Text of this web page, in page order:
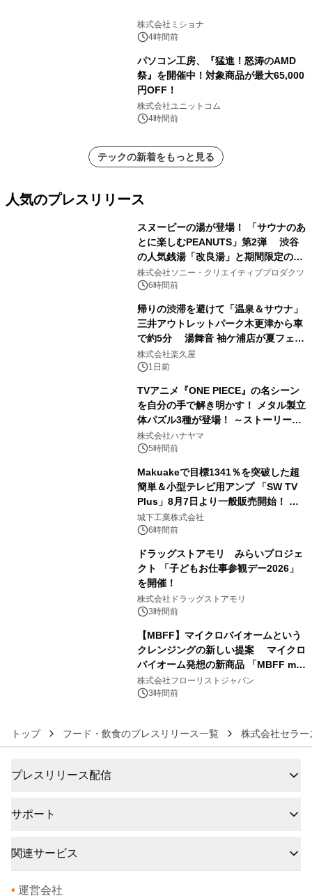
株式会社ミショナ
4時間前
パソコン工房、『猛進！怒涛のAMD
祭』を開催中！対象商品が最大65,000
円OFF！
株式会社ユニットコム
4時間前
テックの新着をもっと見る
人気のプレスリリース
スヌーピーの湯が登場！ 「サウナのあ
とに楽しむPEANUTS」第2弾 渋谷
の人気銭湯「改良湯」と期間限定のコ
ラボレーション サウナイキタイコラ
ボグッズも発売決定！
株式会社ソニー・クリエイティブプロダクツ
6時間前
帰りの渋滞を避けて「温泉＆サウナ」
三井アウトレットパーク木更津から車
で約5分 湯舞音 袖ケ浦店が夏フェア
メニューを提供
株式会社楽久屋
1日前
TVアニメ『ONE PIECE』の名シーン
を自分の手で解き明かす！ メタル製立
体パズル3種が登場！ ～ストーリーと
ギミックが融合した 大人の体験型パズ
ルが8月7日(金)12時より先行予約受付
株式会社ハナヤマ
5時間前
Makuakeで目標1341％を突破した超
簡単＆小型テレビ用アンプ 「SW TV
Plus」8月7日より一般販売開始！ ケ
ーブル1本つなぐだけ、テレビの音が
ぐっと豊かに
城下工業株式会社
6時間前
ドラッグストアモリ みらいプロジェ
クト 「子どもお仕事参観デー2026」
を開催！
株式会社ドラッグストアモリ
3時間前
【MBFF】マイクロバイオームという
クレンジングの新しい提案 マイクロ
バイオーム発想の新商品 「MBFF mb
クレンジングPRO」を2026年8月6日
発売
株式会社フローリストジャパン
3時間前
トップ フード・飲食のプレスリリース一覧 株式会社セラー
プレスリリース配信
サポート
関連サービス
• 運営会社